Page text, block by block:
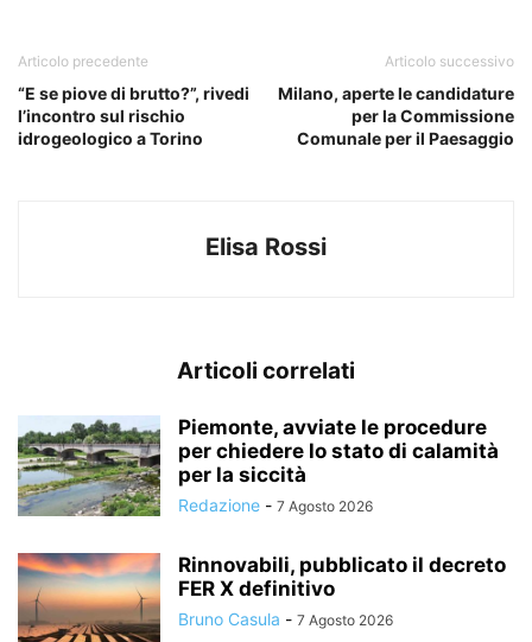
Articolo precedente
“E se piove di brutto?”, rivedi
l’incontro sul rischio
idrogeologico a Torino
Articolo successivo
Milano, aperte le candidature
per la Commissione
Comunale per il Paesaggio
Elisa Rossi
Articoli correlati
Piemonte, avviate le procedure
per chiedere lo stato di calamità
per la siccità
Redazione - 7 Agosto 2026
Rinnovabili, pubblicato il decreto
FER X definitivo
Bruno Casula - 7 Agosto 2026